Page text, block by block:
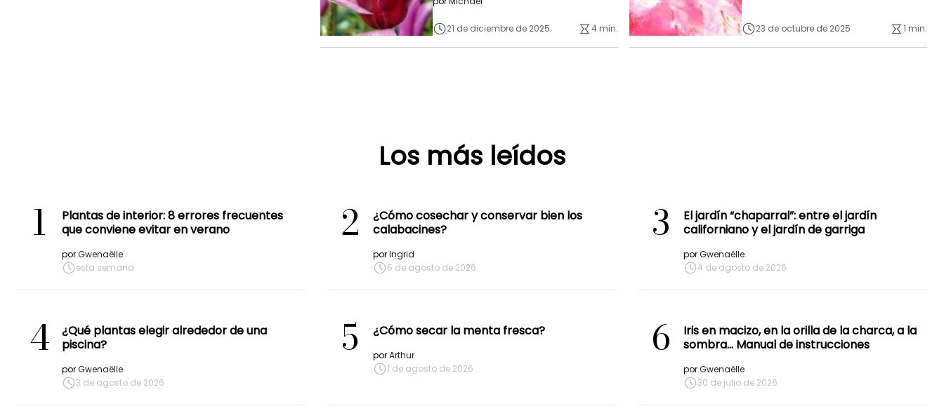
21 de diciembre de 2025 4 min. 23 de octubre de 2025 1 min.
Los más leídos
1
Plantas de interior: 8 errores frecuentes
que conviene evitar en verano
porGwenaëlle
esta semana
2
¿Cómo cosechar y conservar bien los
calabacines?
porIngrid
5 de agosto de 2026
3
El jardín “chaparral”: entre el jardín
californiano y el jardín de garriga
porGwenaëlle
4 de agosto de 2026
4
¿Qué plantas elegir alrededor de una
piscina?
porGwenaëlle
3 de agosto de 2026
5 ¿Cómo secar la menta fresca?
porArthur
1 de agosto de 2026
6
Iris en macizo, en la orilla de la charca, a la
sombra… Manual de instrucciones
porGwenaëlle
30 de julio de 2026